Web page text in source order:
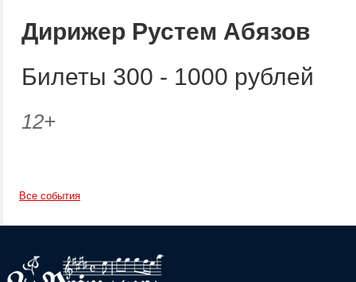
Дирижер Рустем Абязов
Билеты 300 - 1000 рублей
12+
Все события